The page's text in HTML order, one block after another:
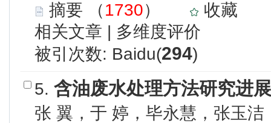
摘要 （1730）
收藏
相关文章 | 多维度评价
被引次数: Baidu(294)
5. 含油废水处理方法研究进展
张 翼，于 婷，毕永慧，张玉洁